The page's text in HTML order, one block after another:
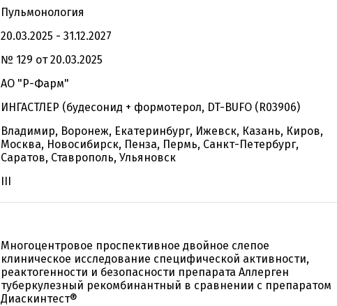
Пульмонология
20.03.2025 - 31.12.2027
№ 129 от 20.03.2025
АО "Р-Фарм"
ИНГАСТЛЕР (будесонид + формотерол, DT-BUFO (R03906)
Владимир, Воронеж, Екатеринбург, Ижевск, Казань, Киров,
Москва, Новосибирск, Пенза, Пермь, Санкт-Петербург,
Саратов, Ставрополь, Ульяновск
III
Многоцентровое проспективное двойное слепое
клиническое исследование специфической активности,
реактогенности и безопасности препарата Аллерген
туберкулезный рекомбинантный в сравнении с препаратом
Диаскинтест®